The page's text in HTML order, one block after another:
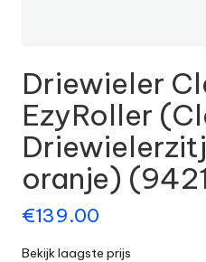
Driewieler
EzyRoller
oranje)
€139.00
Bekijk laagste prijs